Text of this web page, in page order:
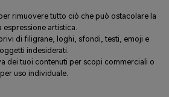
rimuovere tutto ciò che può ostacolare la
espressione artistica.
di filigrane, loghi, sfondi, testi, emoji e
oggetti indesiderati.
dei tuoi contenuti per scopi commerciali o
per uso individuale.